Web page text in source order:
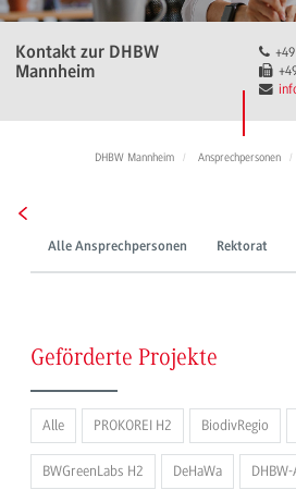
Kontakt zur DHBW
Mannheim
DHBW Mannheim Ansprechpersonen
Alle Ansprechpersonen Rektorat
Geförderte Projekte
Alle PROKOREI H2 BiodivRegio
BWGreenLabs H2 DeHaWa DHBW-